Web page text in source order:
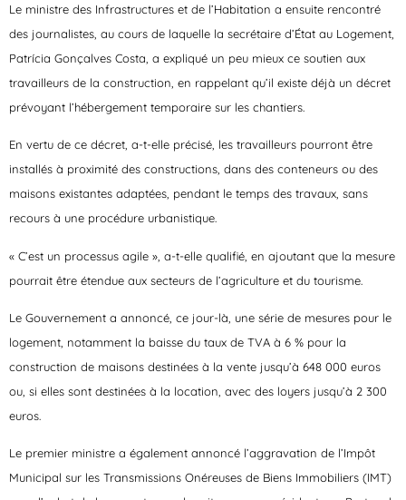
Le ministre des Infrastructures et de l’Habitation a ensuite rencontré
des journalistes, au cours de laquelle la secrétaire d’État au Logement,
Patrícia Gonçalves Costa, a expliqué un peu mieux ce soutien aux
travailleurs de la construction, en rappelant qu’il existe déjà un décret
prévoyant l’hébergement temporaire sur les chantiers.
En vertu de ce décret, a-t-elle précisé, les travailleurs pourront être
installés à proximité des constructions, dans des conteneurs ou des
maisons existantes adaptées, pendant le temps des travaux, sans
recours à une procédure urbanistique.
« C’est un processus agile », a-t-elle qualifié, en ajoutant que la mesure
pourrait être étendue aux secteurs de l’agriculture et du tourisme.
Le Gouvernement a annoncé, ce jour-là, une série de mesures pour le
logement, notamment la baisse du taux de TVA à 6 % pour la
construction de maisons destinées à la vente jusqu’à 648 000 euros
ou, si elles sont destinées à la location, avec des loyers jusqu’à 2 300
euros.
Le premier ministre a également annoncé l’aggravation de l’Impôt
Municipal sur les Transmissions Onéreuses de Biens Immobiliers (IMT)